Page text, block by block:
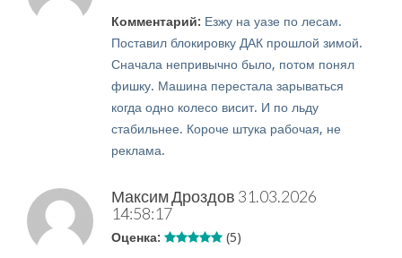
Комментарий: Езжу на уазе по лесам.
Поставил блокировку ДАК прошлой зимой.
Сначала непривычно было, потом понял
фишку. Машина перестала зарываться
когда одно колесо висит. И по льду
стабильнее. Короче штука рабочая, не
реклама.
Максим Дроздов 31.03.2026
14:58:17
Оценка: (5)